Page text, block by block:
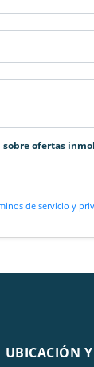
ofertas
de servicio y
UBICACIÓN